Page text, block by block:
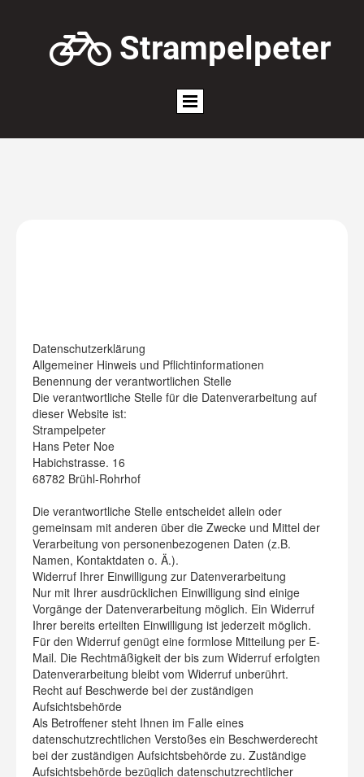
 Strampelpeter
Datenschutzerklärung
Allgemeiner Hinweis und Pflichtinformationen
Benennung der verantwortlichen Stelle
Die verantwortliche Stelle für die Datenverarbeitung auf
dieser Website ist:
Strampelpeter
Hans Peter Noe
Habichstrasse. 16
68782 Brühl-Rohrhof
Die verantwortliche Stelle entscheidet allein oder
gemeinsam mit anderen über die Zwecke und Mittel der
Verarbeitung von personenbezogenen Daten (z.B.
Namen, Kontaktdaten o. Ä.).
Widerruf Ihrer Einwilligung zur Datenverarbeitung
Nur mit Ihrer ausdrücklichen Einwilligung sind einige
Vorgänge der Datenverarbeitung möglich. Ein Widerruf
Ihrer bereits erteilten Einwilligung ist jederzeit möglich.
Für den Widerruf genügt eine formlose Mitteilung per E-
Mail. Die Rechtmäßigkeit der bis zum Widerruf erfolgten
Datenverarbeitung bleibt vom Widerruf unberührt.
Recht auf Beschwerde bei der zuständigen
Aufsichtsbehörde
Als Betroffener steht Ihnen im Falle eines
datenschutzrechtlichen Verstoßes ein Beschwerderecht
bei der zuständigen Aufsichtsbehörde zu. Zuständige
Aufsichtsbehörde bezüglich datenschutzrechtlicher